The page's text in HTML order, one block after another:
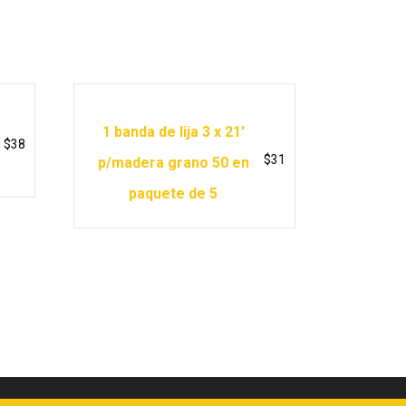
$38
1 banda de lija 3 x 21′
p/madera grano 50 en
paquete de 5
$31